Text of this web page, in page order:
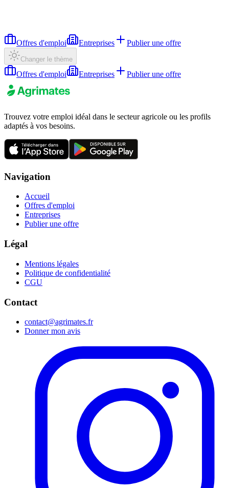
Offres d'emploi Entreprises Publier une offre
Changer le thème
Offres d'emploi Entreprises Publier une offre
Trouvez votre emploi idéal dans le secteur agricole ou les profils
adaptés à vos besoins.
Navigation
Accueil
Offres d'emploi
Entreprises
Publier une offre
Légal
Mentions légales
Politique de confidentialité
CGU
Contact
contact@agrimates.fr
Donner mon avis